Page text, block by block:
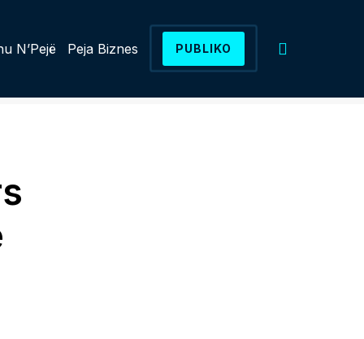
N’Pejë Peja Biznes PUBLIKO